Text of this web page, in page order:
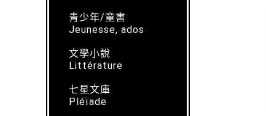
青少年/童書
Jeunesse, ados
文學小說
Littérature
七星文庫
Pléïade